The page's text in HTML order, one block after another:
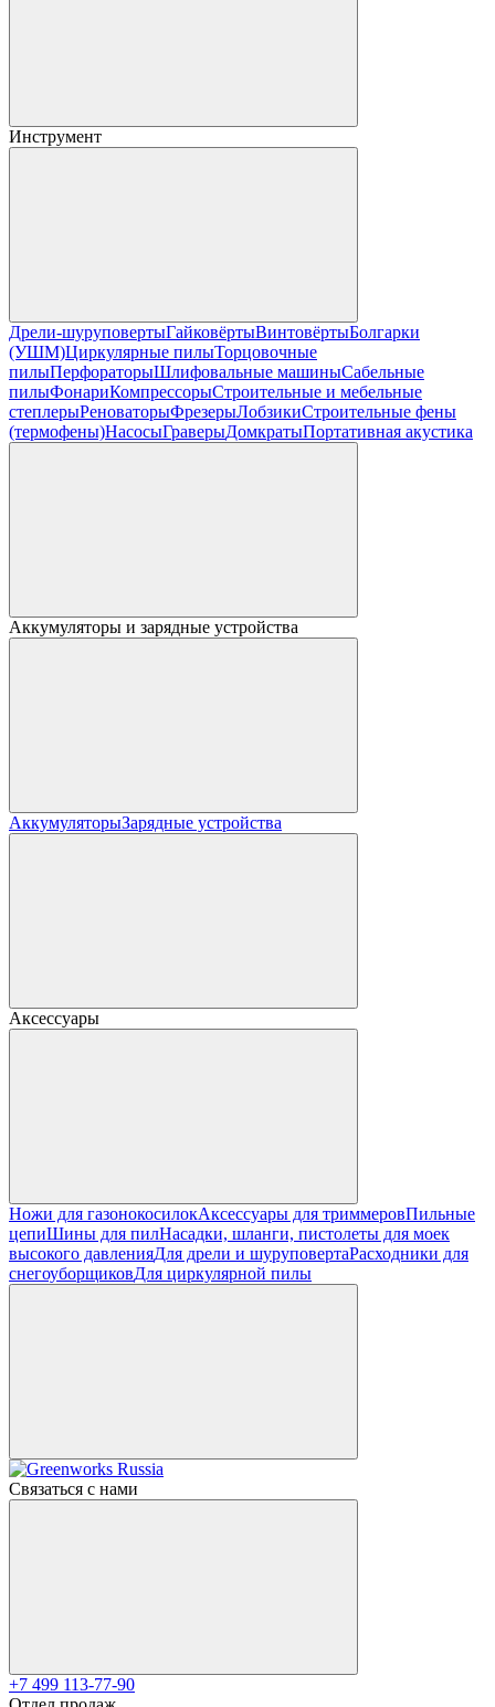
Инструмент
Дрели-шуруповертыГайковёртыВинтовёртыБолгарки
(УШМ)Циркулярные пилыТорцовочные
пилыПерфораторыШлифовальные машиныСабельные
пилыФонариКомпрессорыСтроительные и мебельные
степлерыРеноваторыФрезерыЛобзикиСтроительные фены
(термофены)НасосыГраверыДомкратыПортативная акустика
Аккумуляторы и зарядные устройства
АккумуляторыЗарядные устройства
Аксессуары
Ножи для газонокосилокАксессуары для триммеровПильные
цепиШины для пилНасадки, шланги, пистолеты для моек
высокого давленияДля дрели и шуруповертаРасходники для
снегоуборщиковДля циркулярной пилы
Связаться с нами
+7 499 113-77-90